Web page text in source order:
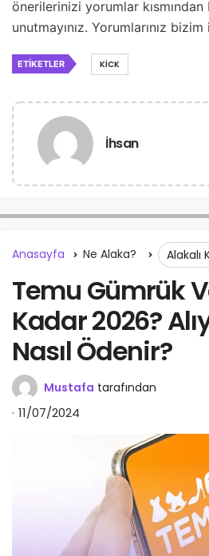
önerilerinizi yorumlar
unutmayınız. Yorumlarınız
ETIKETLER KICK
İhsan
Anasayfa Ne Alaka? Alakalı
Temu Gümrük
Kadar 2026?
Nasıl Ödenir?
Mustafa tarafından
11/07/2024